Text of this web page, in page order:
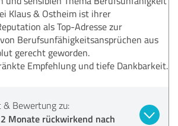
Klaus & Ostheim ist ihrer
als Top-Adresse zur
Berufsunfähigkeitsansprüchen aus
gerecht geworden.
Empfehlung und tiefe Dankbarkeit.
& Bewertung zu:
Monate rückwirkend nach